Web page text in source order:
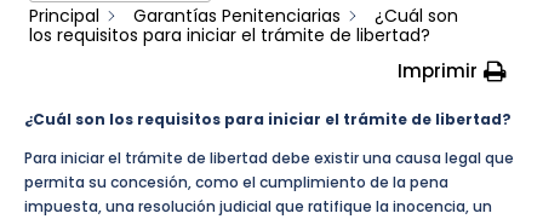
Principal
Garantías Penitenciarias
¿Cuál son
los requisitos para iniciar el trámite de libertad?
Imprimir
¿Cuál son los requisitos para iniciar el trámite de libertad?
Para iniciar el trámite de libertad debe existir una causa legal que
permita su concesión, como el cumplimiento de la pena
impuesta, una resolución judicial que ratifique la inocencia, un